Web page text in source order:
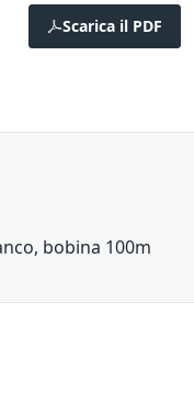
Scarica il PDF
bobina 100m